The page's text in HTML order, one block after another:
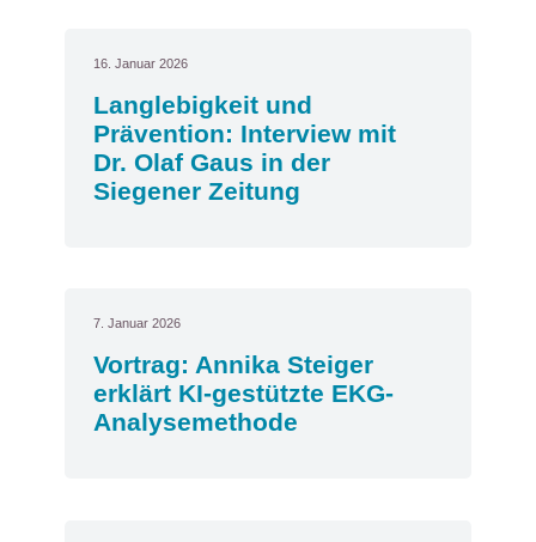
16. Januar 2026
Langlebigkeit und
Prävention: Interview mit
Dr. Olaf Gaus in der
Siegener Zeitung
7. Januar 2026
Vortrag: Annika Steiger
erklärt KI-gestützte EKG-
Analysemethode